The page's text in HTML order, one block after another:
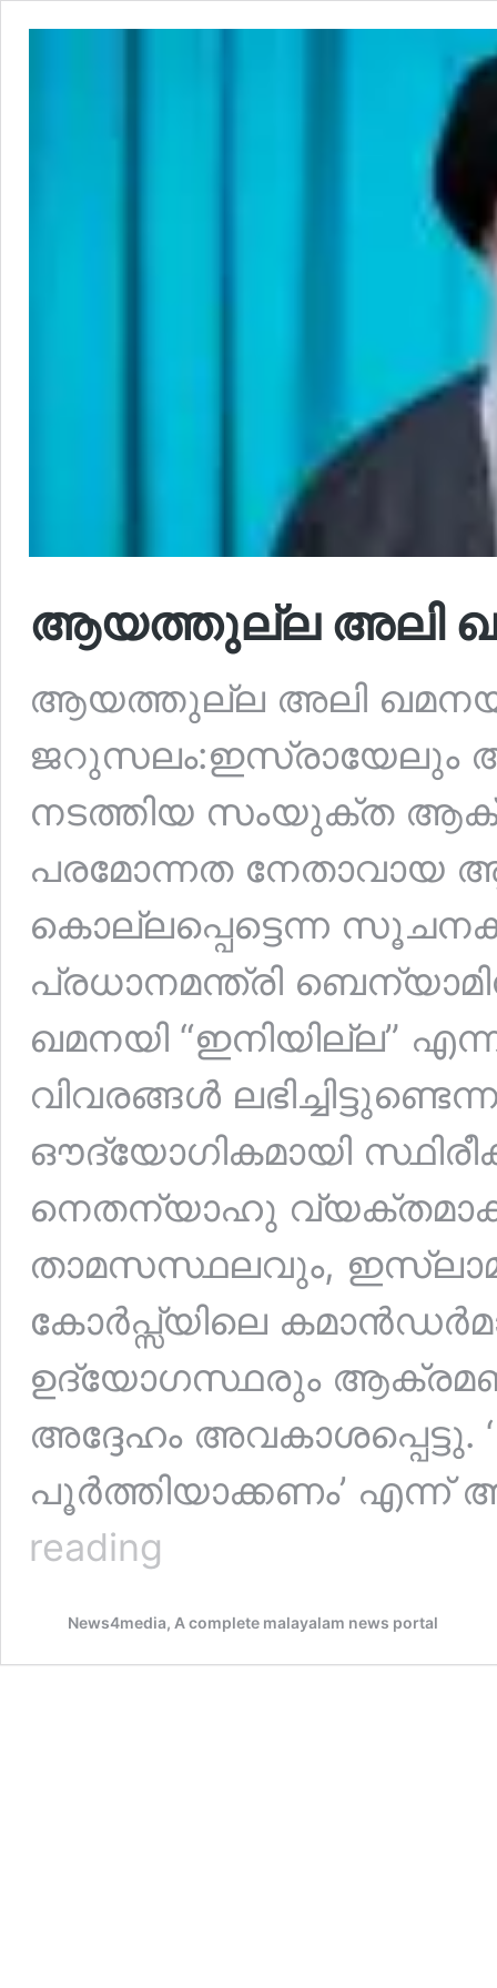
ആയത്തുല്ല അലി
ആയത്തുല്ല അലി ഖമനയി
ജറുസലം:ഇസ്രായേലും
നടത്തിയ സംയുക്ത
പരമോന്നത നേതാവായ
കൊല്ലപ്പെട്ടെന്ന
പ്രധാനമന്ത്രി
ഖമനയി “ഇനിയില്ല”
വിവരങ്ങൾ
ഔദ്യോഗികമായി
നെതന്യാഹു
താമസസ്ഥലവും,
കോർപ്സ്യിലെ
ഉദ്യോഗസ്ഥരും
അദ്ദേഹം അവകാശപ്പെട്ടു.
പൂർത്തിയാക്കണം’ എന്ന്
reading
News4media, A complete malayalam news portal